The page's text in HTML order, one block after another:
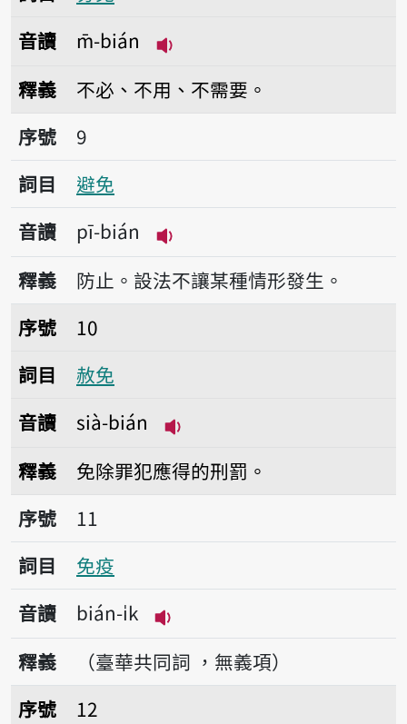
音讀
m̄-bián
釋義
不必、不用、不需要。
序號9避免
序號
9
詞目
避免
音讀
pī-bián
播放音讀pī-bián
釋義
防止。設法不讓某種情形發生。
序號10赦免
序號
10
詞目
赦免
音讀
sià-bián
釋義
免除罪犯應得的刑罰。
序號11免疫
序號
11
詞目
免疫
音讀
bián-i̍k
播放音讀bián-i̍k
釋義
（臺華共同詞 ，無義項）
序號12免疫力
序號
12